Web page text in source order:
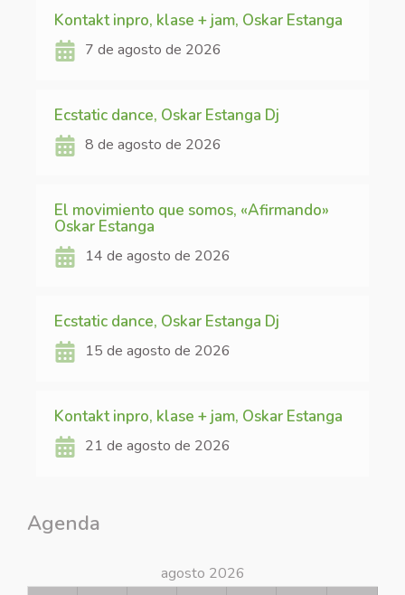
Kontakt inpro, klase + jam, Oskar Estanga
7 de agosto de 2026
Ecstatic dance, Oskar Estanga Dj
8 de agosto de 2026
El movimiento que somos, «Afirmando»
Oskar Estanga
14 de agosto de 2026
Ecstatic dance, Oskar Estanga Dj
15 de agosto de 2026
Kontakt inpro, klase + jam, Oskar Estanga
21 de agosto de 2026
Agenda
agosto 2026